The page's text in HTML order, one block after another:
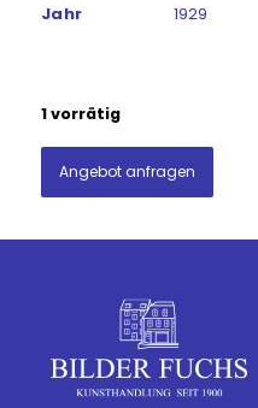
Jahr 1929
1 vorrätig
Angebot anfragen